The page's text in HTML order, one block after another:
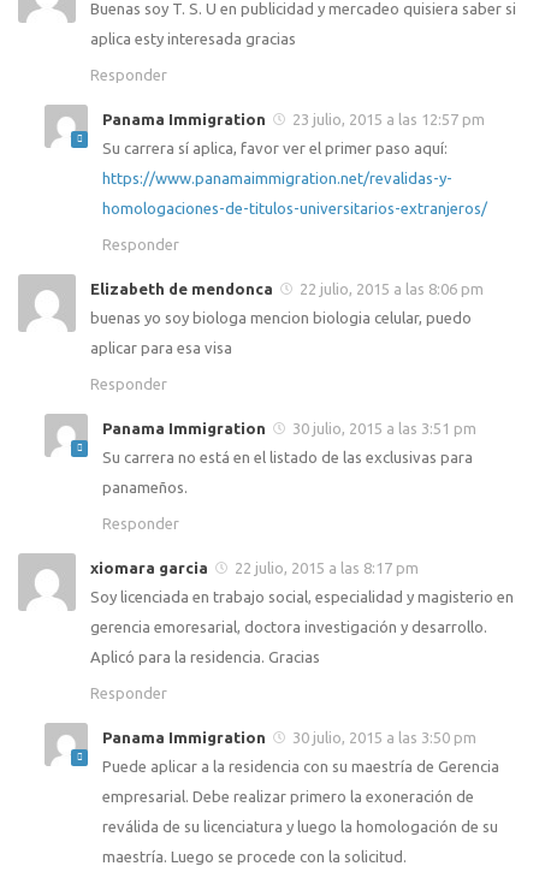
Buenas soy T. S. U en publicidad y mercadeo quisiera saber si
aplica esty interesada gracias
Responder
Panama Immigration
23 julio, 2015 a las 12:57 pm
Su carrera sí aplica, favor ver el primer paso aquí:
https://www.panamaimmigration.net/revalidas-y-
homologaciones-de-titulos-universitarios-extranjeros/
Responder
Elizabeth de mendonca
22 julio, 2015 a las 8:06 pm
buenas yo soy biologa mencion biologia celular, puedo
aplicar para esa visa
Responder
Panama Immigration
30 julio, 2015 a las 3:51 pm
Su carrera no está en el listado de las exclusivas para
panameños.
Responder
xiomara garcia
22 julio, 2015 a las 8:17 pm
Soy licenciada en trabajo social, especialidad y magisterio en
gerencia emoresarial, doctora investigación y desarrollo.
Aplicó para la residencia. Gracias
Responder
Panama Immigration
30 julio, 2015 a las 3:50 pm
Puede aplicar a la residencia con su maestría de Gerencia
empresarial. Debe realizar primero la exoneración de
reválida de su licenciatura y luego la homologación de su
maestría. Luego se procede con la solicitud.